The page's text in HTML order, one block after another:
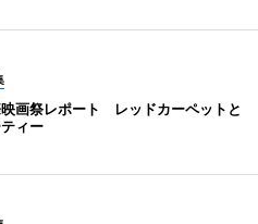
画祭レポート レッドカーペットと
ィー